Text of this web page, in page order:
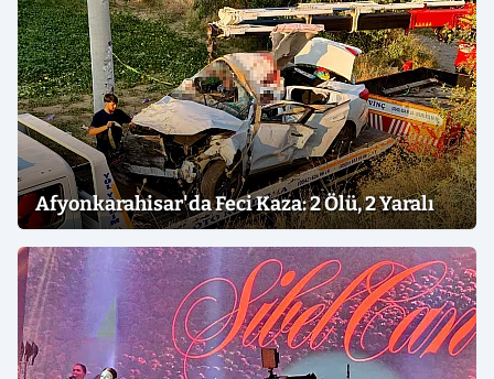
Afyonkarahisar'da Feci Kaza: 2 Ölü, 2 Yaralı